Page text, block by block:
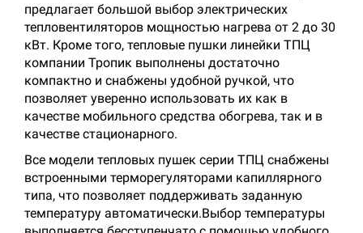
предлагает большой выбор электрических
тепловентиляторов мощностью нагрева от 2 до 30
кВт. Кроме того, тепловые пушки линейки ТПЦ
компании Тропик выполнены достаточно
компактно и снабжены удобной ручкой, что
позволяет уверенно использовать их как в
качестве мобильного средства обогрева, так и в
качестве стационарного.
Все модели тепловых пушек серии ТПЦ снабжены
встроенными терморегуляторами капиллярного
типа, что позволяет поддерживать заданную
температуру автоматически.Выбор температуры